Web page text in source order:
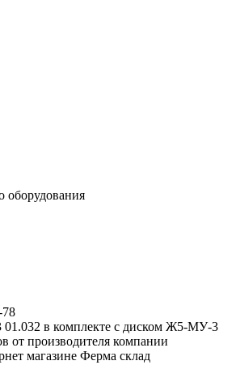
оборудования
в комплекте с диском Ж5-МУ-3
от производителя компании
магазине Ферма склад